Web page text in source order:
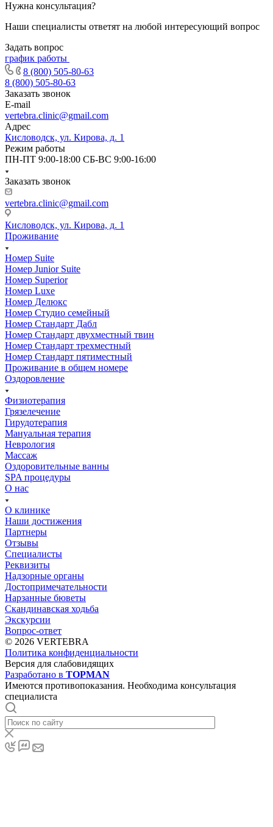
Нужна консультация?
Наши специалисты ответят на любой интересующий вопрос
Задать вопрос
график работы
8 (800) 505-80-63
8 (800) 505-80-63
Заказать звонок
E-mail
vertebra.clinic@gmail.com
Адрес
Кисловодск, ул. Кирова, д. 1
Режим работы
ПН-ПТ 9:00-18:00 СБ-ВС 9:00-16:00
Заказать звонок
vertebra.clinic@gmail.com
Кисловодск, ул. Кирова, д. 1
Проживание
Номер Suite
Номер Junior Suite
Номер Superior
Номер Luxe
Номер Делюкс
Номер Студио семейный
Номер Стандарт Дабл
Номер Стандарт двухместный твин
Номер Стандарт трехместный
Номер Стандарт пятиместный
Проживание в общем номере
Оздоровление
Физиотерапия
Грязелечение
Гирудотерапия
Мануальная терапия
Неврология
Массаж
Оздоровительные ванны
SPA процедуры
О нас
О клинике
Наши достижения
Партнеры
Отзывы
Специалисты
Реквизиты
Надзорные органы
Достопримечательности
Нарзанные бюветы
Скандинавская ходьба
Экскурсии
Вопрос-ответ
© 2026 VERTEBRA
Политика конфиденциальности
Версия для слабовидящих
Разработано в TOPMAN
Имеются противопоказания. Необходима консультация
специалиста